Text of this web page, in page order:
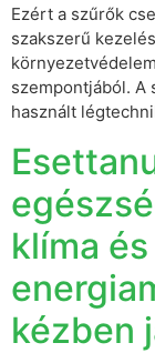
Ezért a szűrők
szakszerű
szempontjából. A
használt
klíma
kézben